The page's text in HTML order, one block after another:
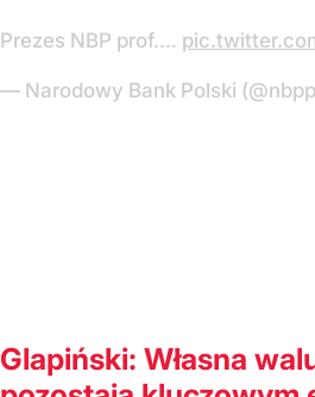
Prezes NBP prof.…
— Narodowy Bank Polski
Glapiński: Własna